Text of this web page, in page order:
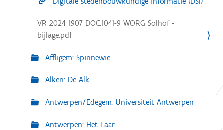
VR 2024 1907 DOC.1041-9 WORG Solhof -
bijlage.pdf
Affligem: Spinnewiel
Alken: De Alk
Antwerpen/Edegem: Universiteit Antwerpen
Antwerpen: Het Laar